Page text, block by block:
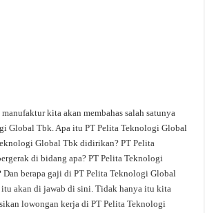
kita akan membahas salah satunya
Global Tbk. Apa itu PT Pelita Teknologi Global
Global Tbk didirikan? PT Pelita
di bidang apa? PT Pelita Teknologi
berapa gaji di PT Pelita Teknologi Global
itu akan di jawab di sini. Tidak hanya itu kita
lowongan kerja di PT Pelita Teknologi